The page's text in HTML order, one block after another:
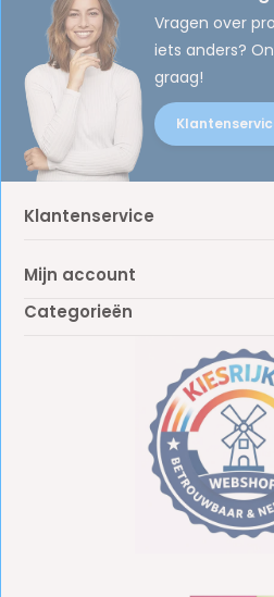
Vragen over
iets anders?
graag!
Klantenservice
Mijn account
Categorieën